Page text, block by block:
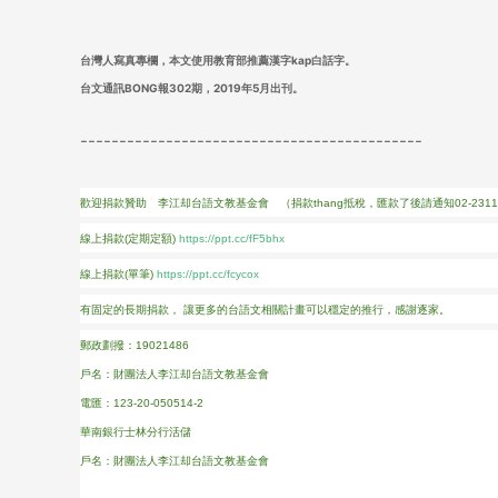
台灣人寫真專欄， 本文使用教育部推薦漢字kap白話字。
台文通訊BONG報302期，2019年5月出刊。
--------------------------------------------
歡迎捐款贊助 李江却台語文教基金會 （捐款thang抵稅，匯款了後請通知02-
線上捐款(定期定額) https://ppt.cc/fF5bhx
線上捐款(單筆) https://ppt.cc/fcycox
有固定的長期捐款， 讓更多的台語文相關計畫可以穩定的推行，感謝逐家。
郵政劃撥：19021486
戶名：財團法人李江却台語文教基金會
電匯：123-20-050514-2
華南銀行士林分行活儲
戶名：財團法人李江却台語文教基金會